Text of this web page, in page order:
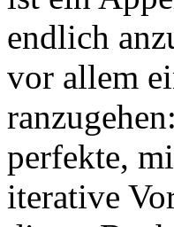
endlich
vor allem
perfekte,
iterative